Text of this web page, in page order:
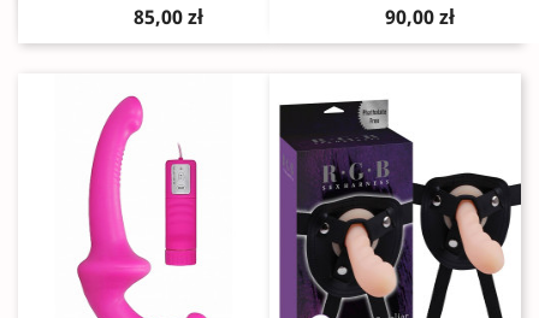
85,00 zł 90,00 zł